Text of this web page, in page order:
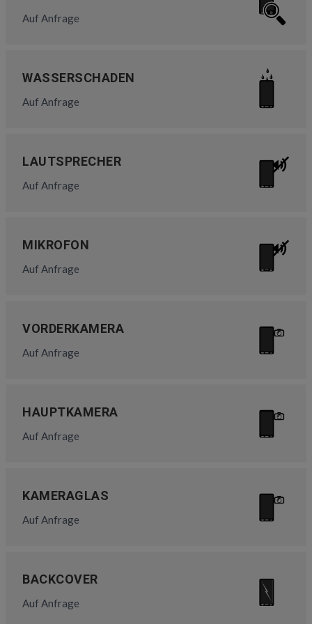
Auf Anfrage
WASSERSCHADEN
Auf Anfrage
LAUTSPRECHER
Auf Anfrage
MIKROFON
Auf Anfrage
VORDERKAMERA
Auf Anfrage
HAUPTKAMERA
Auf Anfrage
KAMERAGLAS
Auf Anfrage
BACKCOVER
Auf Anfrage